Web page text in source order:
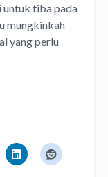
untuk tiba pada
mungkinkah
yang perlu